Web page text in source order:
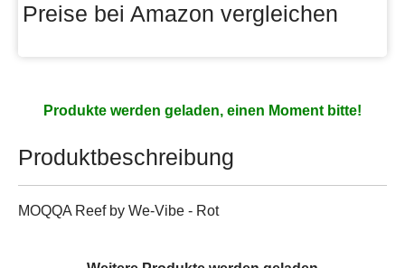
Preise bei Amazon vergleichen
Produkte werden geladen, einen Moment bitte!
Produktbeschreibung
MOQQA Reef by We-Vibe - Rot